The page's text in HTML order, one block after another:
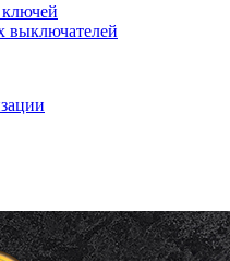
выключателей